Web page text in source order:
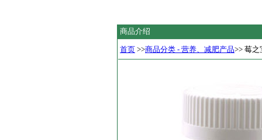
商品介绍
首页 >>商品分类 - 营养、减肥产品>> 莓